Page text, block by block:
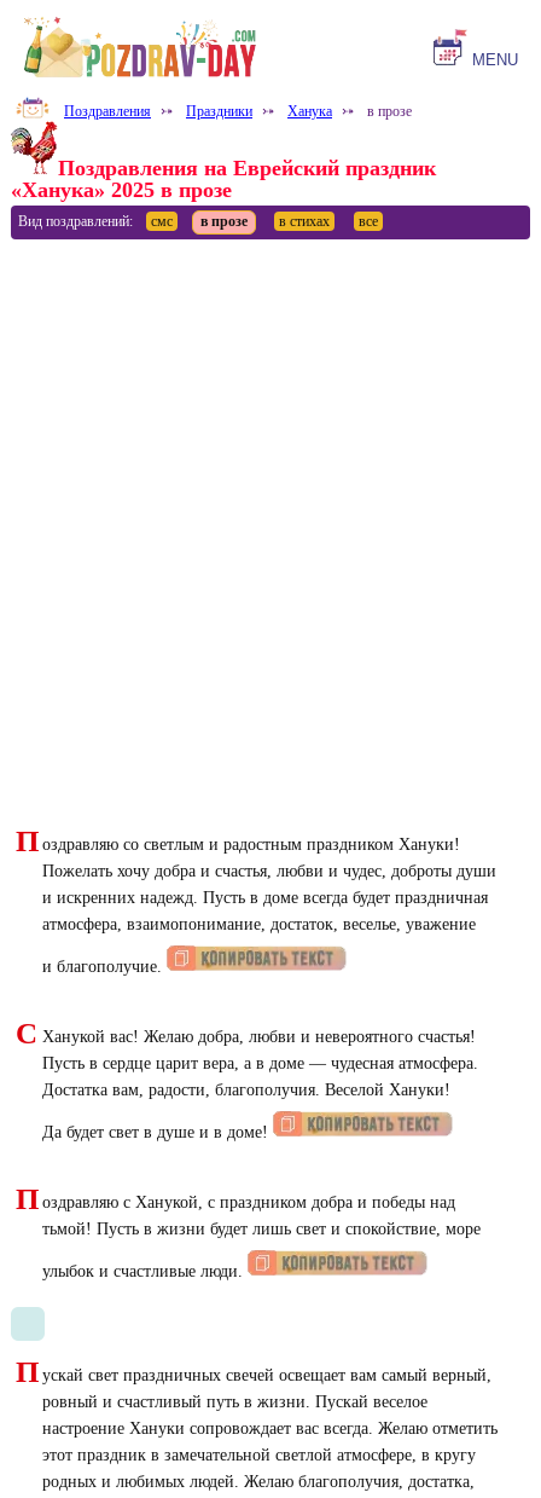
MENU
Поздравления ⤐ Праздники ⤐ Ханука ⤐ в прозе
Поздравления на Еврейский праздник
«Ханука» 2025 в прозе
Вид поздравлений: смс в прозе в стихах все
П оздравляю со светлым и радостным праздником Хануки!
Пожелать хочу добра и счастья, любви и чудес, доброты души
и искренних надежд. Пусть в доме всегда будет праздничная
атмосфера, взаимопонимание, достаток, веселье, уважение
и благополучие.
С Ханукой вас! Желаю добра, любви и невероятного счастья!
Пусть в сердце царит вера, а в доме — чудесная атмосфера.
Достатка вам, радости, благополучия. Веселой Хануки!
Да будет свет в душе и в доме!
П оздравляю с Ханукой, с праздником добра и победы над
тьмой! Пусть в жизни будет лишь свет и спокойствие, море
улыбок и счастливые люди.
П ускай свет праздничных свечей освещает вам самый верный,
ровный и счастливый путь в жизни. Пускай веселое
настроение Хануки сопровождает вас всегда. Желаю отметить
этот праздник в замечательной светлой атмосфере, в кругу
родных и любимых людей. Желаю благополучия, достатка,